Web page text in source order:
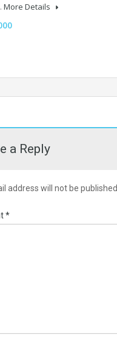
More Details
a Reply
address will not be published.
*